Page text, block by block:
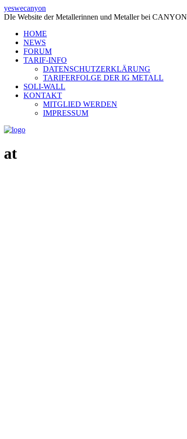
yeswecanyon
DIe Website der Metallerinnen und Metaller bei CANYON
HOME
NEWS
FORUM
TARIF-INFO
DATENSCHUTZERKLÄRUNG
TARIFERFOLGE DER IG METALL
SOLI-WALL
KONTAKT
MITGLIED WERDEN
IMPRESSUM
at